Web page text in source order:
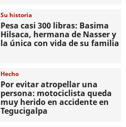
Su historia
Pesa casi 300 libras: Basima
Hilsaca, hermana de Nasser y
la única con vida de su familia
Hecho
Por evitar atropellar una
persona: motociclista queda
muy herido en accidente en
Tegucigalpa